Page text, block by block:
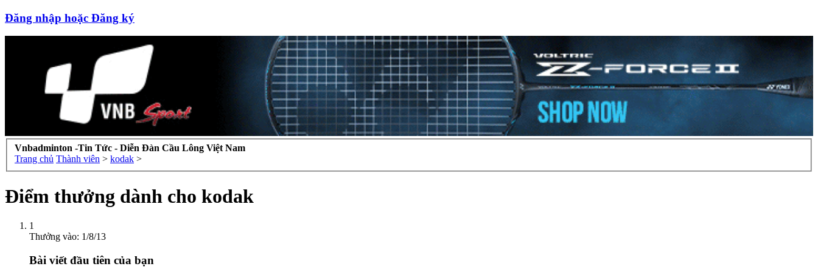
Đăng nhập hoặc Đăng ký
Vnbadminton -Tin Tức - Diễn Đàn Cầu Lông Việt Nam
Trang chủ Thành viên > kodak >
Điểm thưởng dành cho kodak
1
Thưởng vào: 1/8/13
Bài viết đầu tiên của bạn